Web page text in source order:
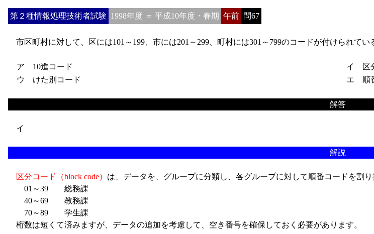
第２種情報処理技術者試験 1998年度 ＝ 平成10年度・春期 午前 問67
市区町村に対して、区には101～199、市には201～299、町村には301～799のコードが付けられて
ア 10進コード
イ 区
ウ けた別コード
エ 順
解答
イ
解説
区分コード（block code） は、データを、グループに分類し、各グループに対して順番コードを割
01～39 総務課
40～69 教務課
70～89 学生課
桁数は短くて済みますが、データの追加を考慮して、空き番号を確保しておく必要があります。